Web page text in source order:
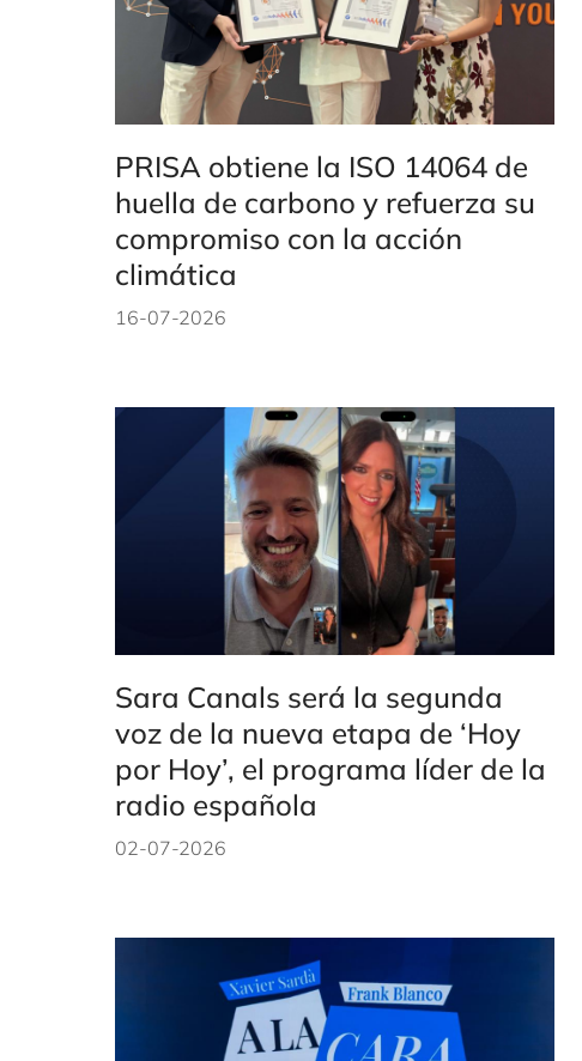
PRISA obtiene la ISO 14064 de
huella de carbono y refuerza su
compromiso con la acción
climática
16-07-2026
Sara Canals será la segunda
voz de la nueva etapa de ‘Hoy
por Hoy’, el programa líder de la
radio española
02-07-2026